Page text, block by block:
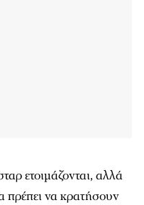
ετοιμάζονται, αλλά
πρέπει να κρατήσουν